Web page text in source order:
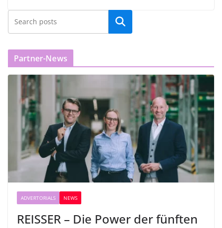
Partner-News
ADVERTORIALS NEWS
REISSER – Die Power der fünften